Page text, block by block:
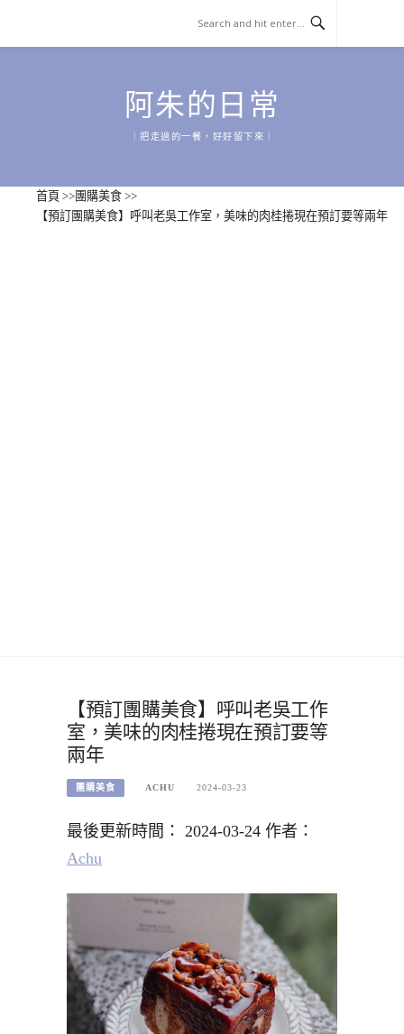
content
阿朱的日常
｜把走過的一餐，好好留下來｜
首頁 >>團購美食 >>
【預訂團購美食】呼叫老吳工作室，美味的肉桂捲現在預訂要等兩年
【預訂團購美食】呼叫老吳工作
室，美味的肉桂捲現在預訂要等
兩年
團購美食 ACHU 2024-03-23
最後更新時間： 2024-03-24 作者：
Achu